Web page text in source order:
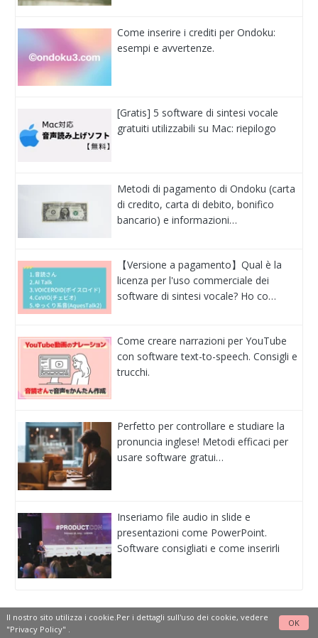
Come inserire i crediti per Ondoku:
esempi e avvertenze.
[Gratis] 5 software di sintesi vocale
gratuiti utilizzabili su Mac: riepilogo
Metodi di pagamento di Ondoku (carta
di credito, carta di debito, bonifico
bancario) e informazioni…
【Versione a pagamento】Qual è la
licenza per l'uso commerciale dei
software di sintesi vocale? Ho co…
Come creare narrazioni per YouTube
con software text-to-speech. Consigli e
trucchi.
Perfetto per controllare e studiare la
pronuncia inglese! Metodi efficaci per
usare software gratui…
Inseriamo file audio in slide e
presentazioni come PowerPoint.
Software consigliati e come inserirli
Il nostro sito utilizza i cookie.Per i dettagli sull'uso dei cookie, vedere
"Privacy Policy"
OK